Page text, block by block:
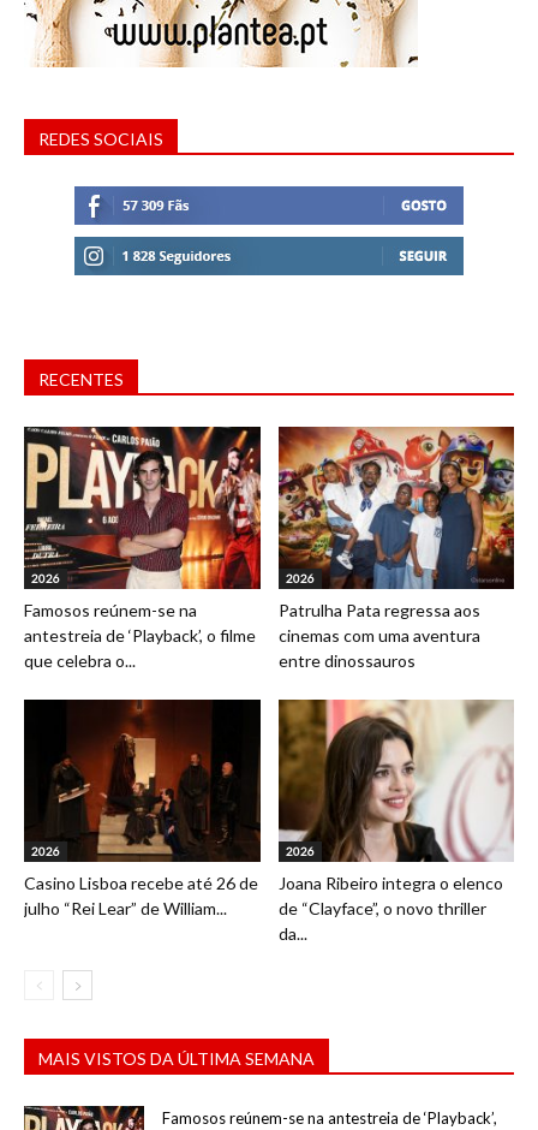
REDES SOCIAIS
RECENTES
2026
Famosos reúnem-se na
antestreia de ‘Playback’, o filme
que celebra o...
2026
Patrulha Pata regressa aos
cinemas com uma aventura
entre dinossauros
2026
Casino Lisboa recebe até 26 de
julho “Rei Lear” de William...
2026
Joana Ribeiro integra o elenco
de “Clayface”, o novo thriller
da...
MAIS VISTOS DA ÚLTIMA SEMANA
Famosos reúnem-se na antestreia de ‘Playback’,